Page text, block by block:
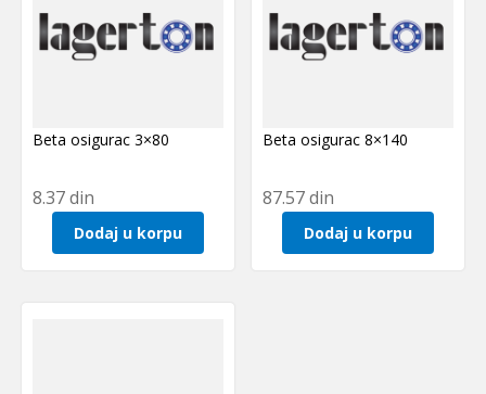
Beta osigurac 3×80
8.37din
Dodaj u korpu
Beta osigurac 8×140
87.57din
Dodaj u korpu